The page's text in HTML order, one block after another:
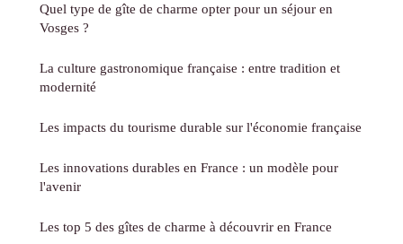
Quel type de gîte de charme opter pour un séjour en
Vosges ?
La culture gastronomique française : entre tradition et
modernité
Les impacts du tourisme durable sur l'économie française
Les innovations durables en France : un modèle pour
l'avenir
Les top 5 des gîtes de charme à découvrir en France